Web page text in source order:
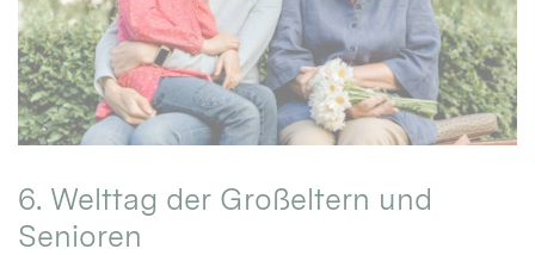
6. Welttag der Großeltern und
Senioren